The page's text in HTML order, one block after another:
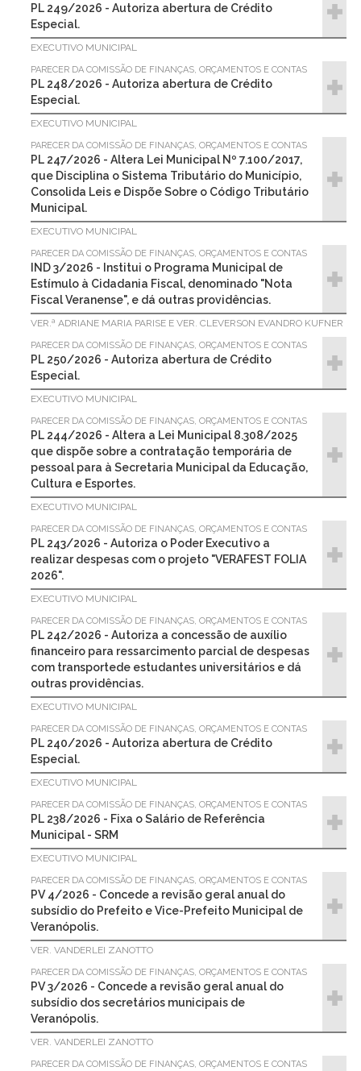
PL 249/2026 - Autoriza abertura de Crédito
Especial.
EXECUTIVO MUNICIPAL
PARECER DA COMISSÃO DE FINANÇAS, ORÇAMENTOS E CONTAS
PL 248/2026 - Autoriza abertura de Crédito
Especial.
EXECUTIVO MUNICIPAL
PARECER DA COMISSÃO DE FINANÇAS, ORÇAMENTOS E CONTAS
PL 247/2026 - Altera Lei Municipal Nº 7.100/2017,
que Disciplina o Sistema Tributário do Município,
Consolida Leis e Dispõe Sobre o Código Tributário
Municipal.
EXECUTIVO MUNICIPAL
PARECER DA COMISSÃO DE FINANÇAS, ORÇAMENTOS E CONTAS
IND 3/2026 - Institui o Programa Municipal de
Estímulo à Cidadania Fiscal, denominado "Nota
Fiscal Veranense", e dá outras providências.
VER.ª ADRIANE MARIA PARISE E VER. CLEVERSON EVANDRO KUFNER
PARECER DA COMISSÃO DE FINANÇAS, ORÇAMENTOS E CONTAS
PL 250/2026 - Autoriza abertura de Crédito
Especial.
EXECUTIVO MUNICIPAL
PARECER DA COMISSÃO DE FINANÇAS, ORÇAMENTOS E CONTAS
PL 244/2026 - Altera a Lei Municipal 8.308/2025
que dispõe sobre a contratação temporária de
pessoal para à Secretaria Municipal da Educação,
Cultura e Esportes.
EXECUTIVO MUNICIPAL
PARECER DA COMISSÃO DE FINANÇAS, ORÇAMENTOS E CONTAS
PL 243/2026 - Autoriza o Poder Executivo a
realizar despesas com o projeto "VERAFEST FOLIA
2026".
EXECUTIVO MUNICIPAL
PARECER DA COMISSÃO DE FINANÇAS, ORÇAMENTOS E CONTAS
PL 242/2026 - Autoriza a concessão de auxílio
financeiro para ressarcimento parcial de despesas
com transportede estudantes universitários e dá
outras providências.
EXECUTIVO MUNICIPAL
PARECER DA COMISSÃO DE FINANÇAS, ORÇAMENTOS E CONTAS
PL 240/2026 - Autoriza abertura de Crédito
Especial.
EXECUTIVO MUNICIPAL
PARECER DA COMISSÃO DE FINANÇAS, ORÇAMENTOS E CONTAS
PL 238/2026 - Fixa o Salário de Referência
Municipal - SRM
EXECUTIVO MUNICIPAL
PARECER DA COMISSÃO DE FINANÇAS, ORÇAMENTOS E CONTAS
PV 4/2026 - Concede a revisão geral anual do
subsídio do Prefeito e Vice-Prefeito Municipal de
Veranópolis.
VER. VANDERLEI ZANOTTO
PARECER DA COMISSÃO DE FINANÇAS, ORÇAMENTOS E CONTAS
PV 3/2026 - Concede a revisão geral anual do
subsídio dos secretários municipais de
Veranópolis.
VER. VANDERLEI ZANOTTO
PARECER DA COMISSÃO DE FINANÇAS, ORÇAMENTOS E CONTAS